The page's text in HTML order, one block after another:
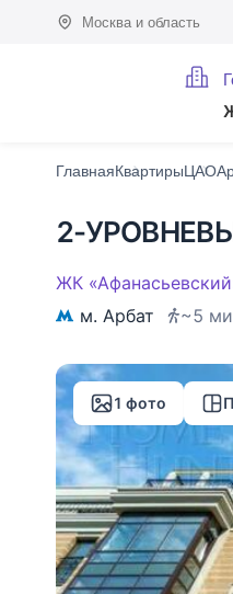
Москва и область
ГлавнаяКвартирыЦАО
2-
ЖК
м. Арбат
~5
1 фото